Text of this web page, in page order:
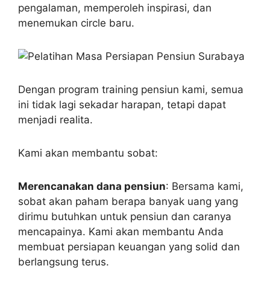
pengalaman, memperoleh inspirasi, dan
menemukan circle baru.
Dengan program training pensiun kami, semua
ini tidak lagi sekadar harapan, tetapi dapat
menjadi realita.
Kami akan membantu sobat:
Merencanakan dana pensiun: Bersama kami,
sobat akan paham berapa banyak uang yang
dirimu butuhkan untuk pensiun dan caranya
mencapainya. Kami akan membantu Anda
membuat persiapan keuangan yang solid dan
berlangsung terus.